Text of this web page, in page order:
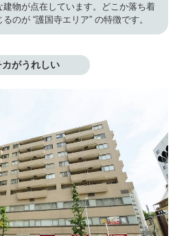
建物が点在しています。どこか落ち着
のが “護国寺エリア” の特徴です。
カがうれしい